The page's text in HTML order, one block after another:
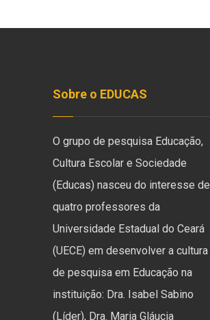
Sobre o EDUCAS
O grupo de pesquisa Educação,
Cultura Escolar e Sociedade
(Educas) nasceu do interesse de
quatro professores da
Universidade Estadual do Ceará
(UECE) em desenvolver a cultura
de pesquisa em Educação na
instituição: Dra. Isabel Sabino
(Líder), Dra. Maria Gláucia